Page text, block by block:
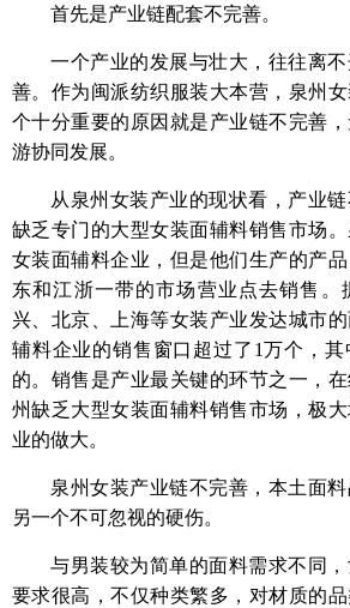
首先是产业链配套不完善。
一个产业的发展与壮大，往往离
善。作为闽派纺织服装大本营，泉州
个十分重要的原因就是产业链不完善
游协同发展。
从泉州女装产业的现状看，产业
缺乏专门的大型女装面辅料销售市场
女装面辅料企业，但是他们生产的产
东和江浙一带的市场营业点去销售。
兴、北京、上海等女装产业发达城市
辅料企业的销售窗口超过了1万个，
的。销售是产业最关键的环节之一，
州缺乏大型女装面辅料销售市场，极
业的做大。
泉州女装产业链不完善，本土面
另一个不可忽视的硬伤。
与男装较为简单的面料需求不同
要求很高，不仅种类繁多，对材质的